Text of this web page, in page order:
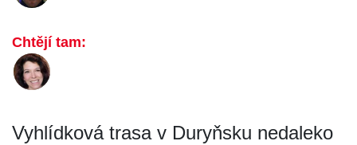
Chtějí tam:
Vyhlídková trasa v Duryňsku nedaleko